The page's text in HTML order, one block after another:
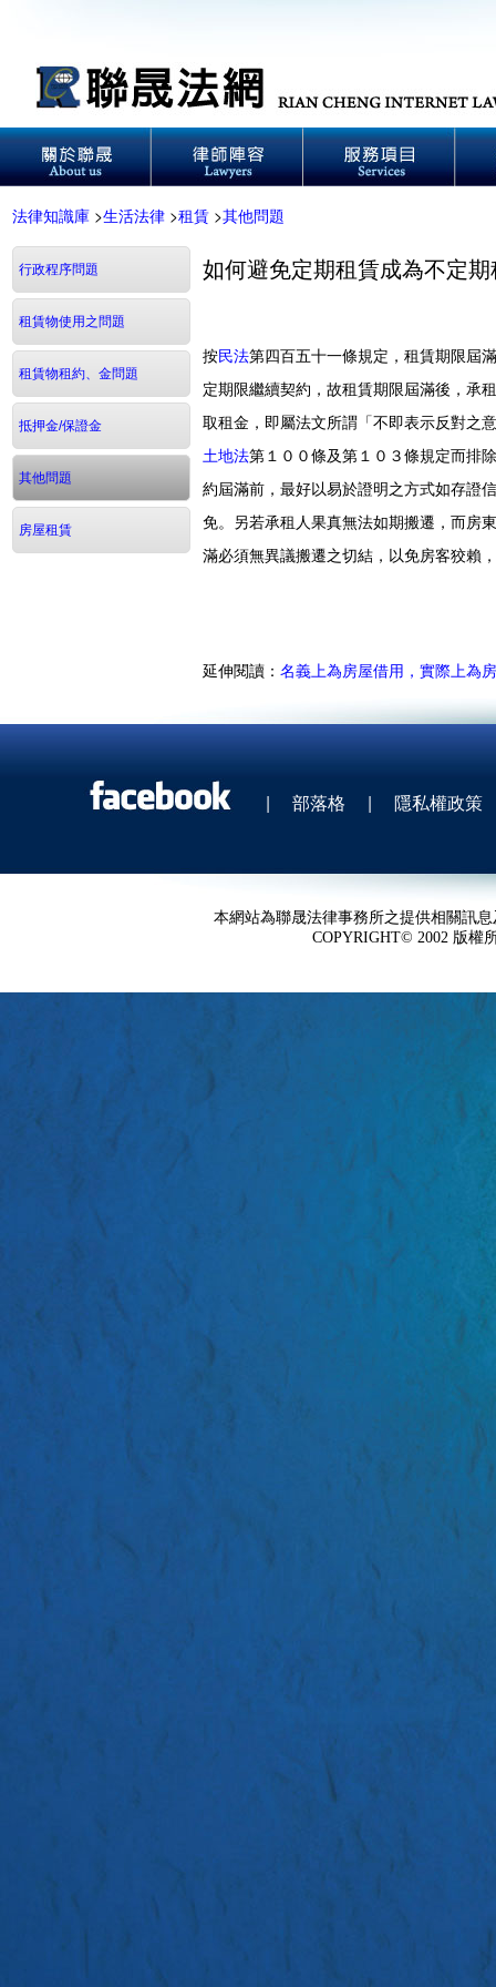
法律知識庫 >生活法律 >租賃 >其他問題
行政程序問題
租賃物使用之問題
租賃物租約、金問題
抵押金/保證金
其他問題
房屋租賃
如何避免定期租賃成為不定
按民法第四百五十一條規定，租賃期限屆
定期限繼續契約，故租賃期限屆滿後，承
取租金，即屬法文所謂「不即表示反對之
土地法第１００條及第１０３條規定而排除
約屆滿前，最好以易於證明之方式如存證
免。另若承租人果真無法如期搬遷，而房
滿必須無異議搬遷之切結，以免房客狡賴
延伸閱讀： 名義上為房屋借用，實際上為
| 部落格 | 隱私權政策
本網站為聯晟法律事務所之提供相關訊
COPYRIGHT© 2002 版權